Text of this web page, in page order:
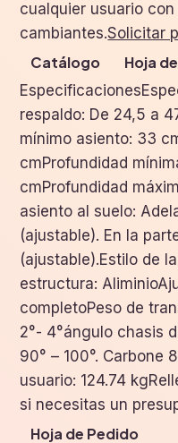
cualquier usuario
cambiantes.Solicitar
Catálogo Hoja
respaldo: De 24,5 a
mínimo asiento: 33
cmProfundidad
cmProfundidad
asiento al suelo:
(ajustable). En la
(ajustable).Estilo de
estructura:
completoPeso de
2°- 4°ángulo chasis
90° – 100°. Carbone
usuario: 124.74
si necesitas un
Hoja de Pedido